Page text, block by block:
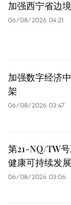
加强西宁省边
06/08/2026 04:21
加强数字经济
架
06/08/2026 03:47
第21-NQ/TW
健康可持续发
06/08/2026 03:06